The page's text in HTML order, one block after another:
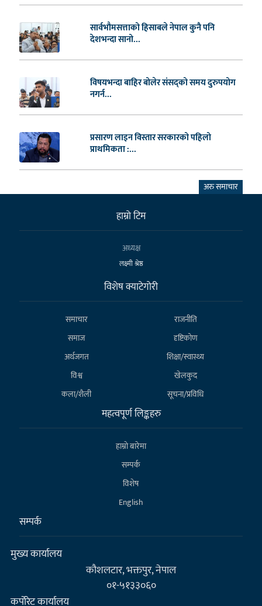
सार्वभौमसत्ताको हिसाबले नेपाल कुनै पनि
देशभन्दा सानो...
विषयभन्दा बाहिर बोलेर संसद्को समय दुरुपयोग
नगर्न...
प्रसारण लाइन विस्तार सरकारको पहिलो
प्राथमिकता :...
अरु समाचार
हाम्राे टिम
अध्यक्ष
लक्ष्मी श्रेष्ठ
विशेष क्याटेगाेरी
समाचार
राजनीति
समाज
दृष्टिकोण
अर्थजगत
शिक्षा/स्वास्थ्य
विश्व
खेलकुद
कला/शैली
सूचना/प्रविधि
महत्वपूर्ण लिङ्कहरु
हाम्राे बारेमा
सम्पर्क
विशेष
English
सम्पर्क
मुख्य कार्यालय
कौशलटार, भक्तपुर, नेपाल
०१-५१३३०६०
कर्पाेरेट कार्यालय